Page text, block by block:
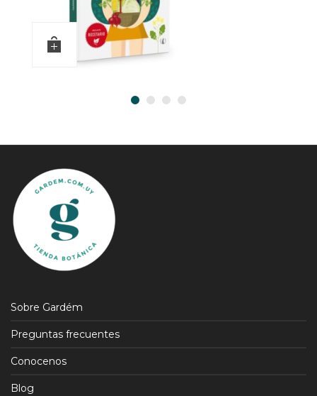
Sobre Gardém
Preguntas frecuentes
Conocenos
Blog